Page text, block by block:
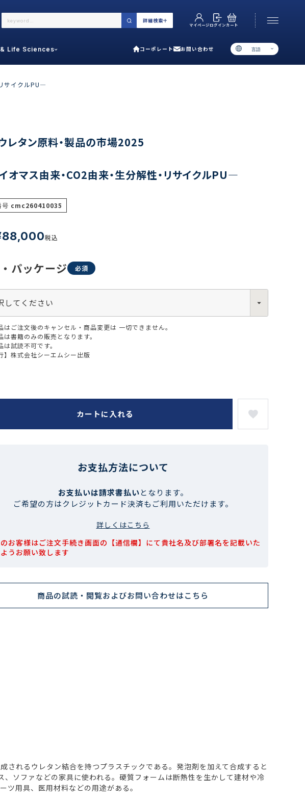
詳細検索
マイページログインカート
Life Sciences コーポレート お問い合わせ 言語
検索する
ご利用ガイド
お問い合わせ
〒550-0013
大阪市西区新町2-4-2 なにわ筋SIAビル［ Map
TEL 06-6538-5358（代表）
サイクルPU―
レタン原料・製品の市場2025
オマス由来・CO2由来・生分解性・リサイクルPU―
号 cmc260410035
88,000税込
パッケージ
ご注文後のキャンセル・商品変更は 一切できません。
書籍のみの販売となります。
試読不可です。
】株式会社シーエムシー出版
カートに入れる
お支払方法について
お支払いは請求書払いとなります。
ご希望の方はクレジットカード決済もご利用いただけます。
詳しくはこちら
お客様はご注文手続き画面の【通信欄】にて貴社名及び部署名を記載いた
うお願い致します
商品の試読・閲覧およびお問い合わせはこちら
れるウレタン結合を持つプラスチックである。発泡剤を加えて合成すると
ソファなどの家具に使われる。硬質フォームは断熱性を生かして建材や冷
用具、医用材料などの用途がある。